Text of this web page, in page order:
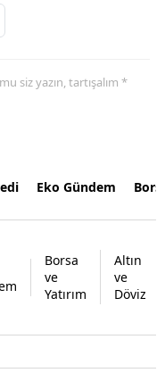
siz yazın, tartışalım *
Eko Gündem
Borsa
ve
Yatırım
Altın
ve
Döviz